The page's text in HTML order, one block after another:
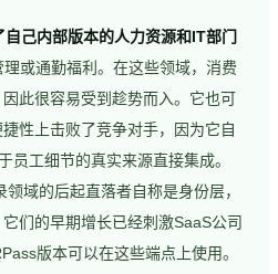
己内部版本的人力资源和IT部门
理或通勤福利。在这些领域，消费
此很容易受到趁势而入。它也可
性上击败了竞争对手，因为它自
员工细节的真实来源直接集成。
域的后起直落者自称是身份层，
们的早期增长已经刺激SaaS公司
版本可以在这些端点上使用。